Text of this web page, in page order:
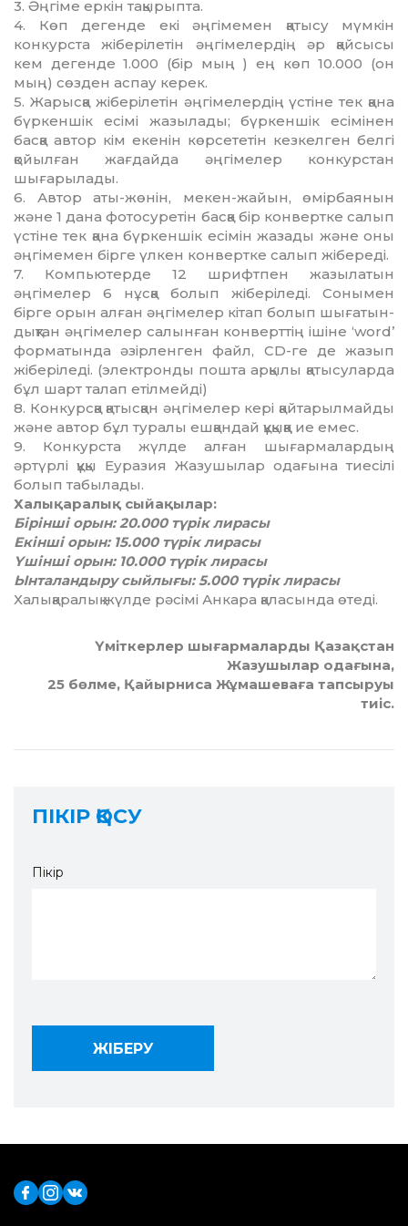
3. Әңгіме еркін тақырыпта.
4. Көп дегенде екі әңгімемен қатысу мүмкін
конкурста жiберiлетiн әңгімелердің әр қайсысы
кем дегенде 1.000 (бiр мың ) ең көп 10.000 (он
мың) сөзден аспау керек.
5. Жарысқа жiберiлетiн әңгімелердің үстіне тек қана
бүркеншік есімі жазылады; бүркеншік есімінен
басқа автор кім екенін көрсететін кезкелген белгі
қойылған жағдайда әңгімелер конкурстан
шығарылады.
6. Автор аты-жөнін, мекен-жайын, өмірбаянын
және 1 дана фотосуретін басқа бір конвертке салып
үстіне тек қана бүркеншік есімін жазады және оны
әңгімемен бірге үлкен конвертке салып жібереді.
7. Компьютерде 12 шрифтпен жазылатын
әңгімелер 6 нұсқа болып жіберіледі. Сонымен
бірге орын алған әңгімелер кітап болып шығатын­
дықтан әңгімелер салынған конверттің ішіне ‘word’
форматында әзірленген файл, CD-ге де жазып
жiберiледi. (электронды пошта арқылы қатысуларда
бұл шарт талап етілмейді)
8. Конкурсқа қатысқан әңгімелер кері қайтарылмайды
және автор бұл туралы ешқандай құқыққа ие емес.
9. Конкурста жүлде алған шығармалардың
әртүрлі құқы Еуразия Жазушылар одағына тиесілі
болып табылады.
Халықаралық сыйақылар:
Бiрiншi орын: 20.000 түрік лирасы
Екiншi орын: 15.000 түрік лирасы
Үшінші орын: 10.000 түрік лирасы
Ынталандыру сыйлығы: 5.000 түрік лирасы
Халықаралық жүлде рәсімі Анкара қаласында өтеді.
Үміткерлер шығармаларды Қазақстан
Жазушылар одағына,
25 бөлме, Қайырниса Жұмашеваға тапсыруы
тиіс.
ПІКІР ҚОСУ
Пікір